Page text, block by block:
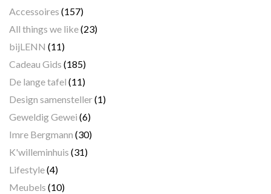
Accessoires (157)
All things we like(23)
bijLENN (11)
Cadeau Gids (185)
De lange tafel (11)
Design samensteller(1)
Geweldig Gewei (6)
Imre Bergmann (30)
K'willeminhuis (31)
Lifestyle(4)
Meubels (10)